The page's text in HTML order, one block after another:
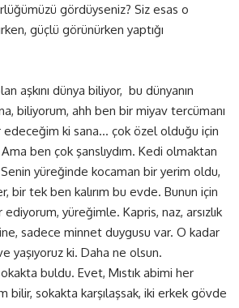
gördüyseniz? Siz esas o
güçlü görünürken yaptığı
aşkını dünya biliyor, bu dünyanın
biliyorum, ahh ben bir miyav tercümanı
ki sana… çok özel olduğu için
ben çok şanslıydım. Kedi olmaktan
yüreğinde kocaman bir yerim oldu,
bir tek ben kalırım bu evde. Bunun için
yüreğimle. Kapris, naz, arsızlık
sadece minnet duygusu var. O kadar
yaşıyoruz ki. Daha ne olsun.
buldu. Evet, Mıstık abimi her
bilir, sokakta karşılaşsak, iki erkek gövde